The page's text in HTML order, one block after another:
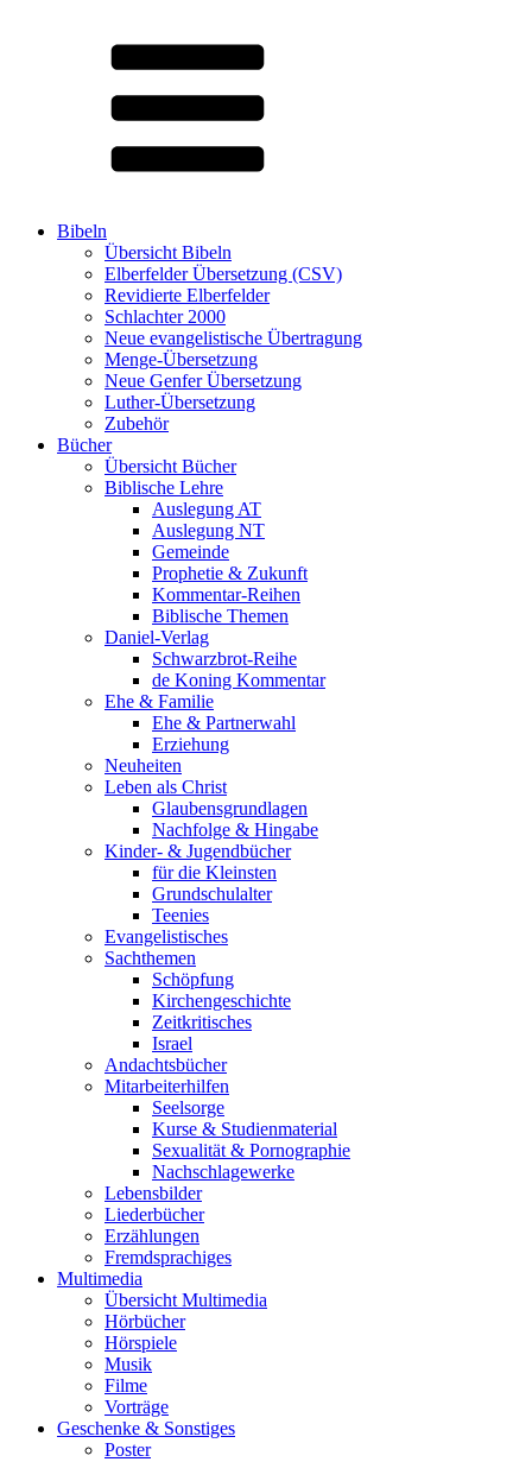
Bibeln
Übersicht Bibeln
Elberfelder Übersetzung (CSV)
Revidierte Elberfelder
Schlachter 2000
Neue evangelistische Übertragung
Menge-Übersetzung
Neue Genfer Übersetzung
Luther-Übersetzung
Zubehör
Bücher
Übersicht Bücher
Biblische Lehre
Auslegung AT
Auslegung NT
Gemeinde
Prophetie & Zukunft
Kommentar-Reihen
Biblische Themen
Daniel-Verlag
Schwarzbrot-Reihe
de Koning Kommentar
Ehe & Familie
Ehe & Partnerwahl
Erziehung
Neuheiten
Leben als Christ
Glaubensgrundlagen
Nachfolge & Hingabe
Kinder- & Jugendbücher
für die Kleinsten
Grundschulalter
Teenies
Evangelistisches
Sachthemen
Schöpfung
Kirchengeschichte
Zeitkritisches
Israel
Andachtsbücher
Mitarbeiterhilfen
Seelsorge
Kurse & Studienmaterial
Sexualität & Pornographie
Nachschlagewerke
Lebensbilder
Liederbücher
Erzählungen
Fremdsprachiges
Multimedia
Übersicht Multimedia
Hörbücher
Hörspiele
Musik
Filme
Vorträge
Geschenke & Sonstiges
Poster